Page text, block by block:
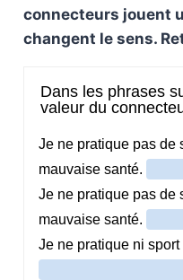
connecteurs jouent
changent le sens.